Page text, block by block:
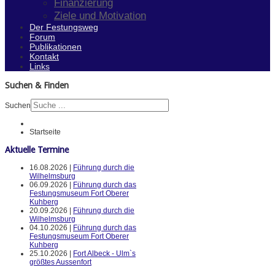
Finanzierung
Ziele und Motivation
Der Festungsweg
Forum
Publikationen
Kontakt
Links
Suchen & Finden
Suchen
Startseite
Aktuelle Termine
16.08.2026 |
Führung durch die
Wilhelmsburg
06.09.2026 |
Führung durch das
Festungsmuseum Fort Oberer
Kuhberg
20.09.2026 |
Führung durch die
Wilhelmsburg
04.10.2026 |
Führung durch das
Festungsmuseum Fort Oberer
Kuhberg
25.10.2026 |
Fort Albeck - Ulm`s
größtes Aussenfort